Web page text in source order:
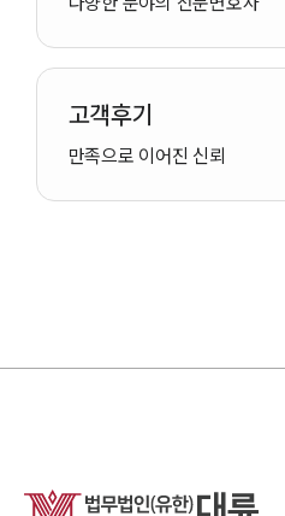
소식/
법률 블
뉴스레터/
집단소
고객후기
만족으로 이어진 신뢰